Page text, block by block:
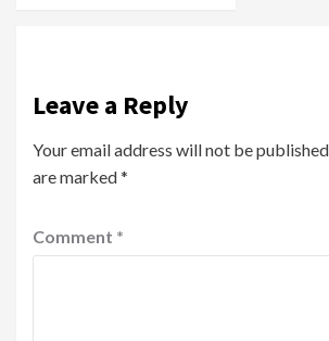
Leave a Reply
Your email address will not be
are marked*
Comment *